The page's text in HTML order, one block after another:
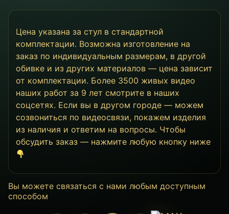
Цена указана за стул в стандартной
комплектации. Возможна изготовление на
заказ по индивидуальным размерам, в другой
обивке и из других материалов — цена зависит
от комплектации. Более 3500 живых видео
наших работ за 9 лет смотрите в наших
соцсетях. Если вы в другом городе — можем
созвониться по видеосвязи, покажем изделия
из наличия и ответим на вопросы. Чтобы
обсудить заказ — нажмите любую кнопку ниже
Вы можете связаться с нами любым доступным
способом